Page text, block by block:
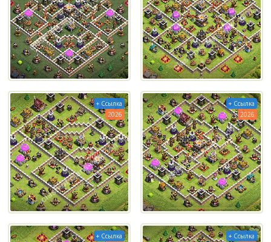
+ Ссылка
2026
+ Ссылка
2026
+ Ссылка
+ Ссылка